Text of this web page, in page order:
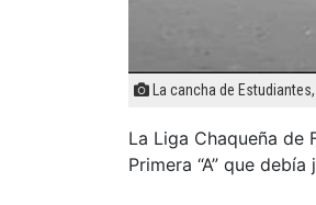
La cancha de
La Liga Chaqueña de
Primera “A” que